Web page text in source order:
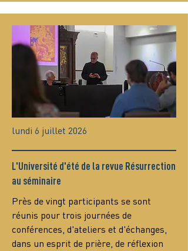
lundi 6 juillet 2026
L'Université d'été de la revue Résurrection
au séminaire
Près de vingt participants se sont
réunis pour trois journées de
conférences, d'ateliers et d'échanges,
dans un esprit de prière, de réflexion